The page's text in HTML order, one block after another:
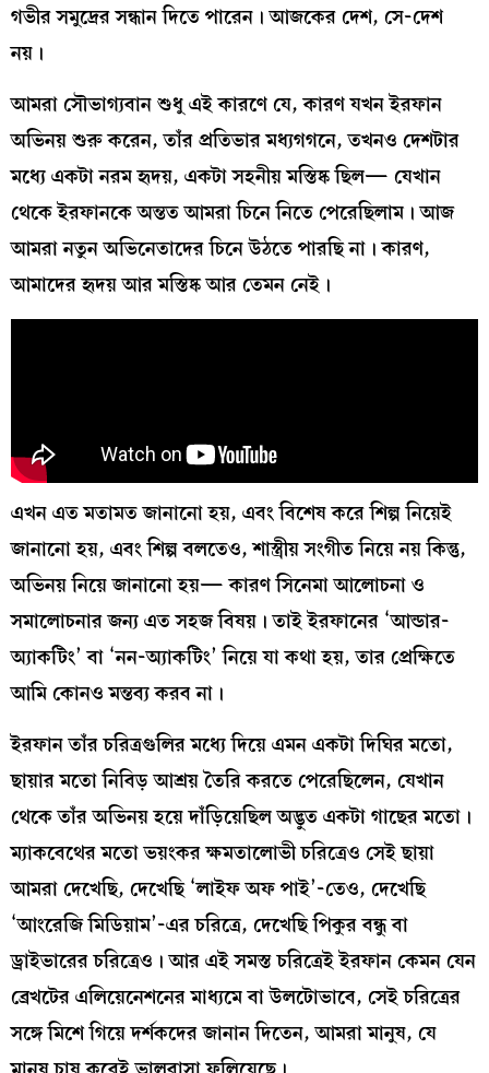
গভীর সমুদ্রের সন্ধান দিতে পারেন। আজকের দেশ, সে-দেশ
নয়।
আমরা সৌভাগ্যবান শুধু এই কারণে যে, কারণ যখন ইরফান
অভিনয় শুরু করেন, তাঁর প্রতিভার মধ্যগগনে, তখনও দেশটার
মধ্যে একটা নরম হৃদয়, একটা সহনীয় মস্তিষ্ক ছিল— যেখান
থেকে ইরফানকে অন্তত আমরা চিনে নিতে পেরেছিলাম। আজ
আমরা নতুন অভিনেতাদের চিনে উঠতে পারছি না। কারণ,
আমাদের হৃদয় আর মস্তিষ্ক আর তেমন নেই।
এখন এত মতামত জানানো হয়, এবং বিশেষ করে শিল্প নিয়েই
জানানো হয়, এবং শিল্প বলতেও, শাস্ত্রীয় সংগীত নিয়ে নয় কিন্তু,
অভিনয় নিয়ে জানানো হয়— কারণ সিনেমা আলোচনা ও
সমালোচনার জন্য এত সহজ বিষয়। তাই ইরফানের ‘আন্ডার-
অ্যাকটিং’ বা ‘নন-অ্যাকটিং’ নিয়ে যা কথা হয়, তার প্রেক্ষিতে
আমি কোনও মন্তব্য করব না।
ইরফান তাঁর চরিত্রগুলির মধ্যে দিয়ে এমন একটা দিঘির মতো,
ছায়ার মতো নিবিড় আশ্রয় তৈরি করতে পেরেছিলেন, যেখান
থেকে তাঁর অভিনয় হয়ে দাঁড়িয়েছিল অদ্ভুত একটা গাছের মতো।
ম্যাকবেথের মতো ভয়ংকর ক্ষমতালোভী চরিত্রেও সেই ছায়া
আমরা দেখেছি, দেখেছি ‘লাইফ অফ পাই’-তেও, দেখেছি
‘আংরেজি মিডিয়াম’-এর চরিত্রে, দেখেছি পিকুর বন্ধু বা
ড্রাইভারের চরিত্রেও। আর এই সমস্ত চরিত্রেই ইরফান কেমন যেন
ব্রেখটের এলিয়েনেশনের মাধ্যমে বা উলটোভাবে, সেই চরিত্রের
সঙ্গে মিশে গিয়ে দর্শকদের জানান দিতেন, আমরা মানুষ, যে